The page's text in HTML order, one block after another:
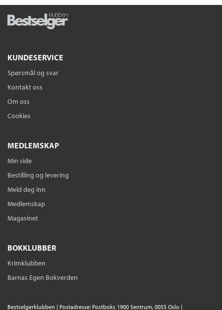
KUNDESERVICE
Spørsmål og svar
Kontakt oss
Om oss
Cookies
MEDLEMSKAP
Min side
Bestilling og levering
Meld deg inn
Medlemskap
Magasinet
BOKKLUBBER
Krimklubben
Barnas Egen Bokverden
Bestselgerklubben | Postadresse: Postboks 1900 Sentrum, 0055 Oslo |